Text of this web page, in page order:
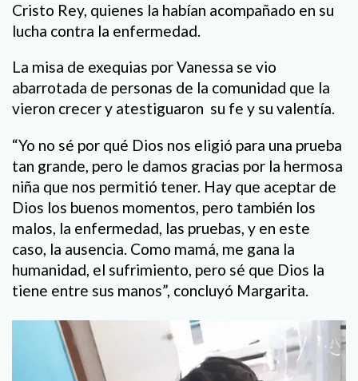
Cristo Rey, quienes la habían acompañado en su
lucha contra la enfermedad.
La misa de exequias por Vanessa se vio
abarrotada de personas de la comunidad que la
vieron crecer y atestiguaron su fe y su valentía.
“Yo no sé por qué Dios nos eligió para una prueba
tan grande, pero le damos gracias por la hermosa
niña que nos permitió tener. Hay que aceptar de
Dios los buenos momentos, pero también los
malos, la enfermedad, las pruebas, y en este
caso, la ausencia. Como mamá, me gana la
humanidad, el sufrimiento, pero sé que Dios la
tiene entre sus manos”, concluyó Margarita.